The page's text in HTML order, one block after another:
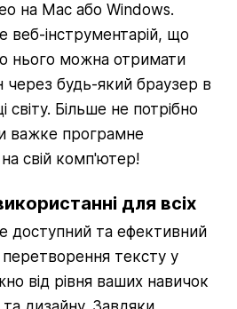
на Mac або Windows.
веб-інструментарій, що
нього можна отримати
через будь-який браузер в
світу. Більше не потрібно
важке програмне
свій комп'ютер!
для всіх
доступний та ефективний
тексту у
від рівня ваших навичок